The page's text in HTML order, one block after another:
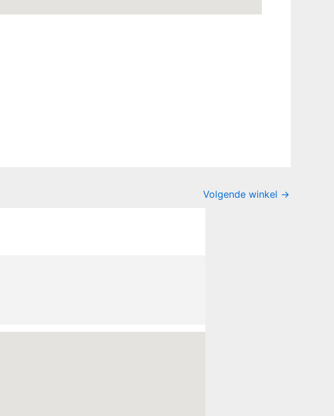
Volgende winkel →